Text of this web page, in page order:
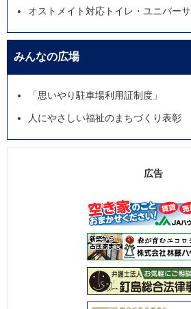
オストメイト対応トイレ・ユニバー
みんなの広場
「思いやり駐車場利用証制度」
人にやさしい福祉のまちづくり表彰
広告